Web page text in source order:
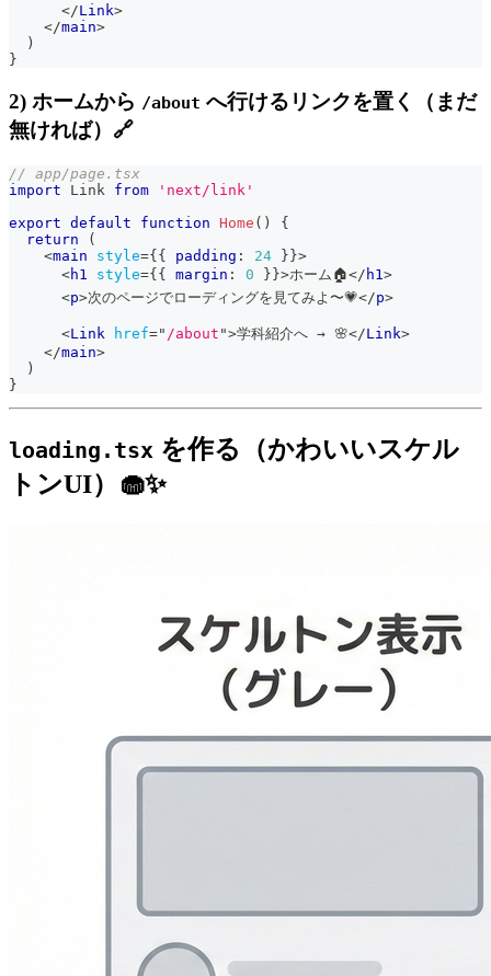
</Link>
</main>
)
}
2) ホームから /about へ行けるリンクを置く（まだ
無ければ）🔗
// app/page.tsx
import
Link from
'next/link'
export default function Home ( )
{
return
(
<main style={ { padding : 24 } }>
<h1 style={ { margin : 0 } }>ホーム🏠</ h1>
<p>次のページでローディングを見てみよ〜💗</p>
<Link href=" /about ">学科紹介へ → 🌸</Link>
</main>
)
}
loading.tsx を作る（かわいいスケル
トンUI）🧁✨